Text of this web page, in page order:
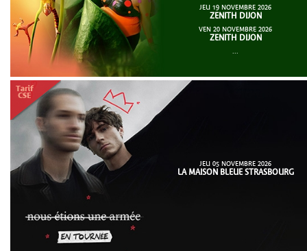
JEU 19 NOVEMBRE 2026
ZENITH DIJON
VEN 20 NOVEMBRE 2026
ZENITH DIJON
...
JEU 05 NOVEMBRE 2026
LA MAISON BLEUE STRASBOURG